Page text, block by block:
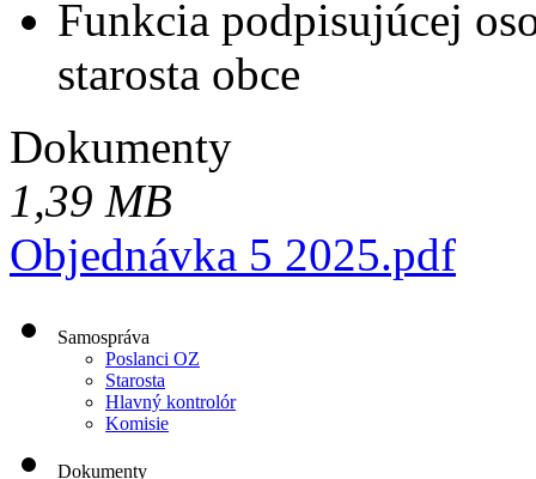
Funkcia podpisujúcej
starosta obce
Dokumenty
1,39 MB
Objednávka 5 2025.pdf
Samospráva
Poslanci OZ
Starosta
Hlavný kontrolór
Komisie
Dokumenty